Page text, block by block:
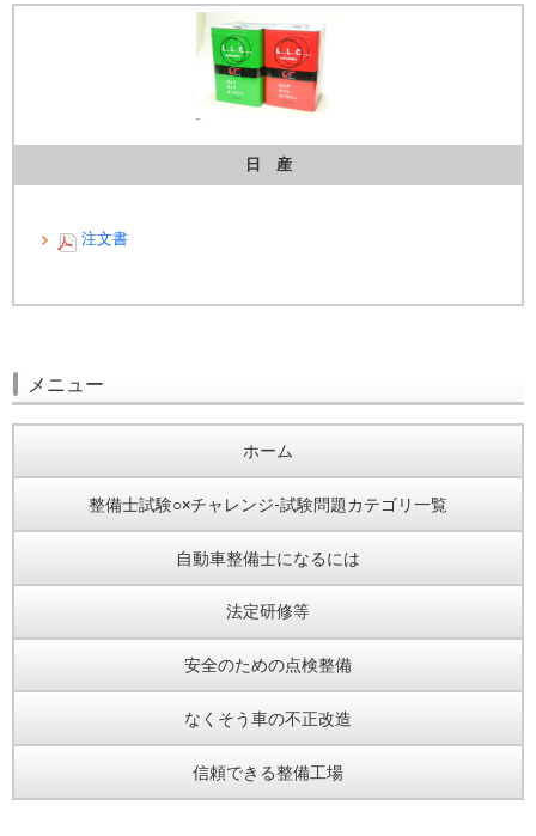
日 産
注文書
メニュー
ホーム
整備士試験○×チャレンジ-試験問題カテゴリ一覧
自動車整備士になるには
法定研修等
安全のための点検整備
なくそう車の不正改造
信頼できる整備工場